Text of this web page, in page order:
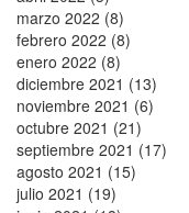
marzo 2022 (8)
febrero 2022 (8)
enero 2022 (8)
diciembre 2021 (13)
noviembre 2021 (6)
octubre 2021 (21)
septiembre 2021 (17)
agosto 2021 (15)
julio 2021 (19)